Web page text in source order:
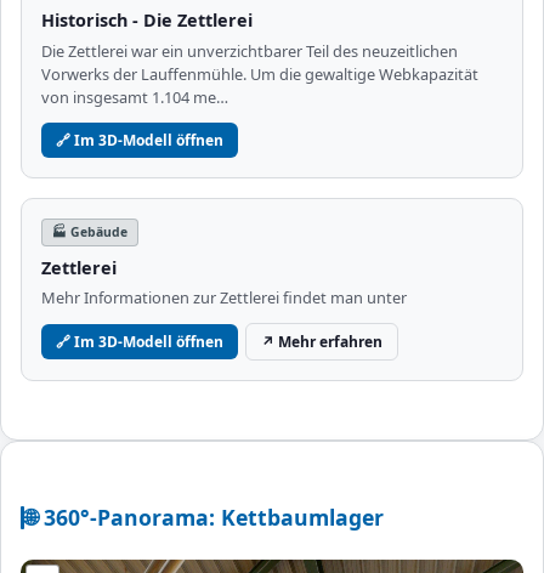
Historisch - Die Zettlerei
Die Zettlerei war ein unverzichtbarer Teil des neuzeitlichen
Vorwerks der Lauffenmühle. Um die gewaltige Webkapazität
von insgesamt 1.104 me…
🔗 Im 3D-Modell öffnen
🏭 Gebäude
Zettlerei
Mehr Informationen zur Zettlerei findet man unter
🔗 Im 3D-Modell öffnen ↗ Mehr erfahren
🌐 360°-Panorama: Kettbaumlager